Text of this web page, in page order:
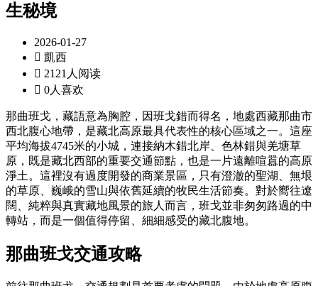
生秘境
2026-01-27
 凱西
 2121人阅读
 0人喜欢
那曲班戈，藏語意為胸腔，因班戈錯而得名，地處西藏那曲市
西北腹心地帶，是藏北高原最具代表性的核心區域之一。這座
平均海拔4745米的小城，連接納木錯北岸、色林錯與羌塘草
原，既是藏北西部的重要交通節點，也是一片遠離喧囂的高原
淨土。這裡沒有過度開發的商業景區，只有澄澈的聖湖、無垠
的草原、巍峨的雪山與依舊延續的牧民生活節奏。對於嚮往遼
闊、純粹與真實藏地風景的旅人而言，班戈並非匆匆路過的中
轉站，而是一個值得停留、細細感受的藏北腹地。
那曲班戈交通攻略